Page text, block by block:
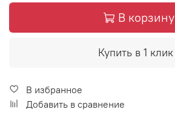
В корзину
Купить в 1 клик
В избранное
Добавить в сравнение